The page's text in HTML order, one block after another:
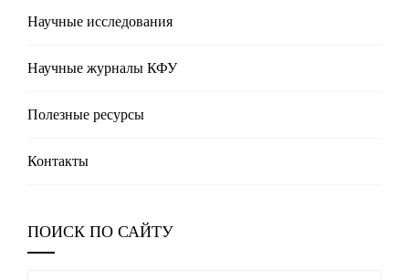
Научные исследования
Научные журналы КФУ
Полезные реcурсы
Контакты
ПОИСК ПО САЙТУ